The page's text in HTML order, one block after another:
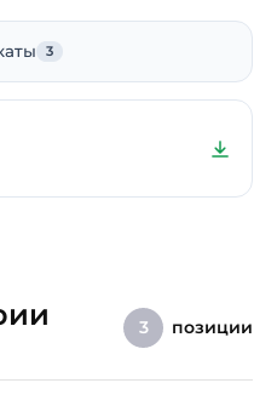
3
3 позиции